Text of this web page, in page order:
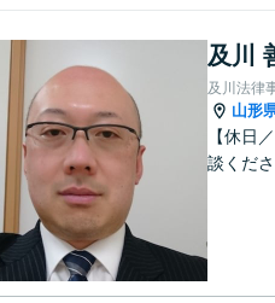
及川
及川法律
山形
【休日
談くだ